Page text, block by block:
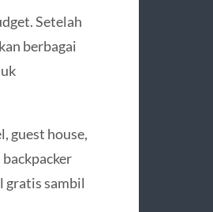
Setelah
berbagai
guest house,
gratis sambil